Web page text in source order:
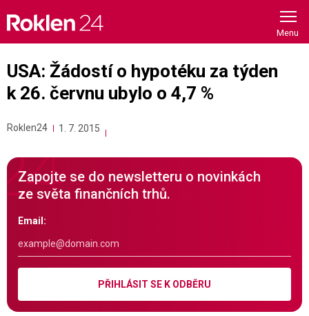
content
USA: Žádostí o hypotéku za týden
k 26. červnu ubylo o 4,7 %
Roklen24 1. 7. 2015
Zapojte se do newsletteru o novinkách
ze světa finančních trhů.
Email:
PŘIHLÁSIT SE K ODBĚRU